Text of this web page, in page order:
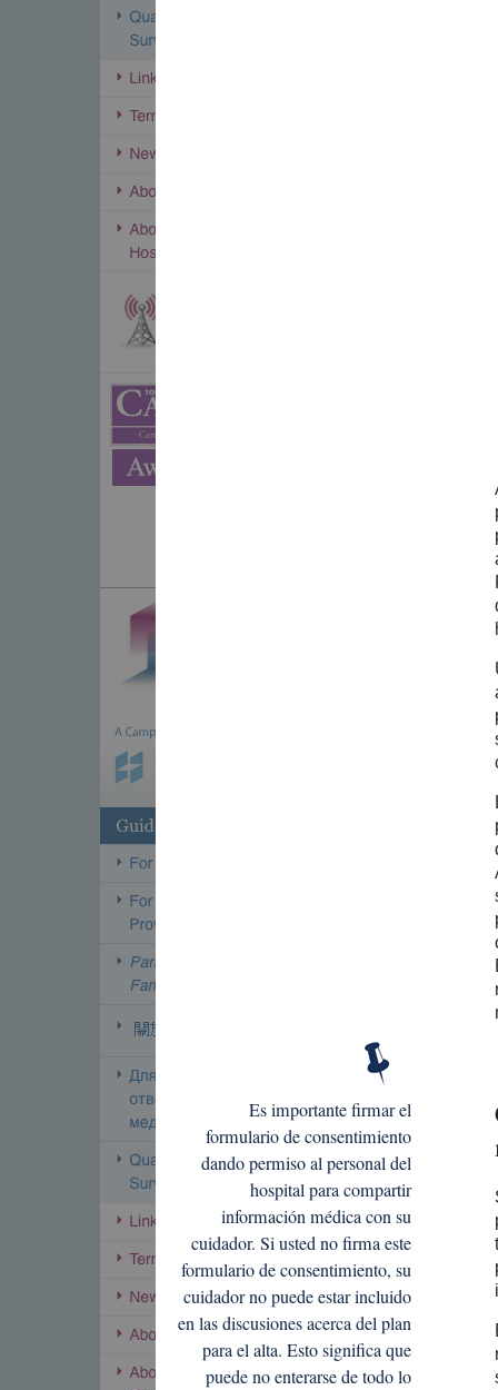
Es importante firmar el
formulario de consentimiento
dando permiso al personal del
hospital para compartir
información médica con su
cuidador. Si usted no firma este
formulario de consentimiento, su
cuidador no puede estar incluido
en las discusiones acerca del plan
para el alta. Esto significa que
puede no enterarse de todo lo